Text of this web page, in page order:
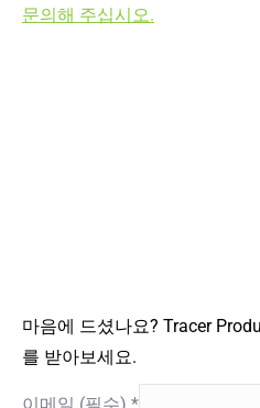
문의해 주십시오.
마음에 드셨나요? Tracer
를 받아보세요.